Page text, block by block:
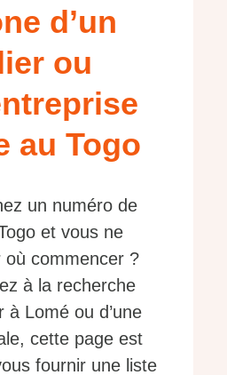
d’un
ou
au Togo
un numéro de
et vous ne
où commencer ?
à la recherche
à Lomé ou d’une
cette page est
fournir une liste